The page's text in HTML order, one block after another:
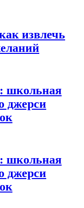
извлечь
школьная
джерси
школьная
джерси